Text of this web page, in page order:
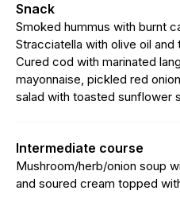
Snack
Smoked hummus with burnt
Stracciatella with olive oil
Cured cod with marinated
mayonnaise, pickled red
salad with toasted sunflower
Intermediate course
Mushroom/herb/onion soup
and soured cream topped